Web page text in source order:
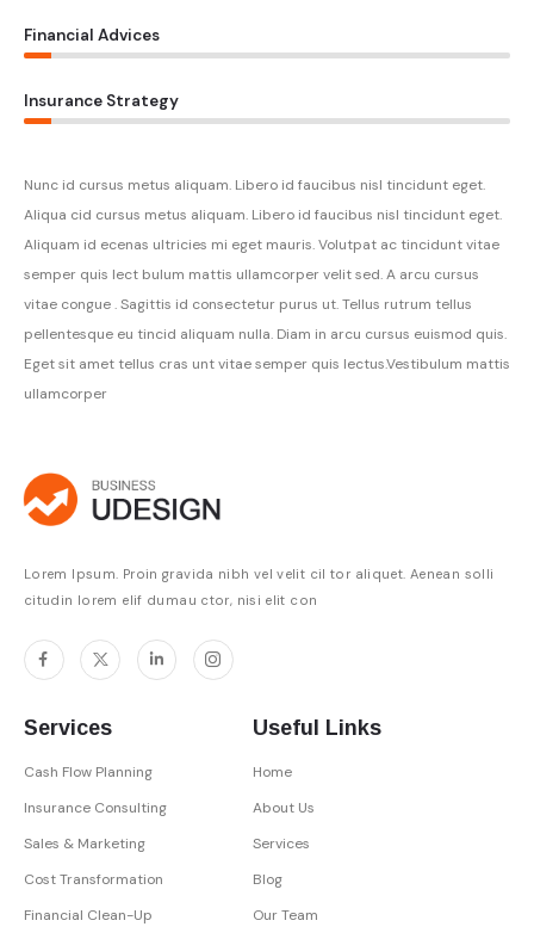
Financial Advices
Insurance Strategy
Nunc id cursus metus aliquam. Libero id faucibus nisl tincidunt eget.
Aliqua cid cursus metus aliquam. Libero id faucibus nisl tincidunt eget.
Aliquam id ecenas ultricies mi eget mauris. Volutpat ac tincidunt vitae
semper quis lect bulum mattis ullamcorper velit sed. A arcu cursus
vitae congue . Sagittis id consectetur purus ut. Tellus rutrum tellus
pellentesque eu tincid aliquam nulla. Diam in arcu cursus euismod quis.
Eget sit amet tellus cras unt vitae semper quis lectus.Vestibulum mattis
ullamcorper
Lorem Ipsum. Proin gravida nibh vel velit cil tor aliquet. Aenean solli
citudin lorem elif dumau ctor, nisi elit con
Services
Cash Flow Planning
Insurance Consulting
Sales & Marketing
Cost Transformation
Financial Clean-Up
Useful Links
Home
About Us
Services
Blog
Our Team